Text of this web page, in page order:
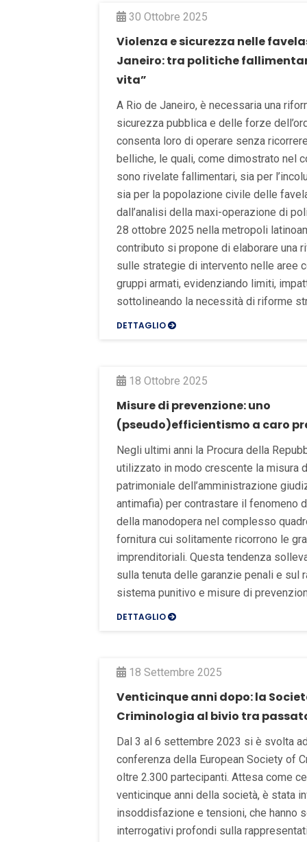
30 Ottobre 2025
Violenza e sicurezza nelle
Janeiro: tra politiche
vita”
A Rio de Janeiro, è necessaria una
sicurezza pubblica e delle forze
consenta loro di operare senza
belliche, le quali, come dimostrato nel
sono rivelate fallimentari, sia per
sia per la popolazione civile delle
dall’analisi della maxi-operazione di
28 ottobre 2025 nella metropoli
contributo si propone di elaborare una
sulle strategie di intervento nelle aree
gruppi armati, evidenziando limiti,
sottolineando la necessità di riforme
DETTAGLIO
18 Ottobre 2025
Misure di prevenzione: uno
(pseudo)efficientismo a caro
Negli ultimi anni la Procura della
utilizzato in modo crescente la misura
patrimoniale dell’amministrazione
antimafia) per contrastare il fenomeno
della manodopera nel complesso
fornitura cui solitamente ricorrono le
imprenditoriali. Questa tendenza
sulla tenuta delle garanzie penali e sul
sistema punitivo e misure di
DETTAGLIO
18 Settembre 2025
Venticinque anni dopo: la
Criminologia al bivio tra
Dal 3 al 6 settembre 2023 si è svolta
conferenza della European Society of
oltre 2.300 partecipanti. Attesa come
venticinque anni della società, è stata
insoddisfazione e tensioni, che hanno
interrogativi profondi sulla